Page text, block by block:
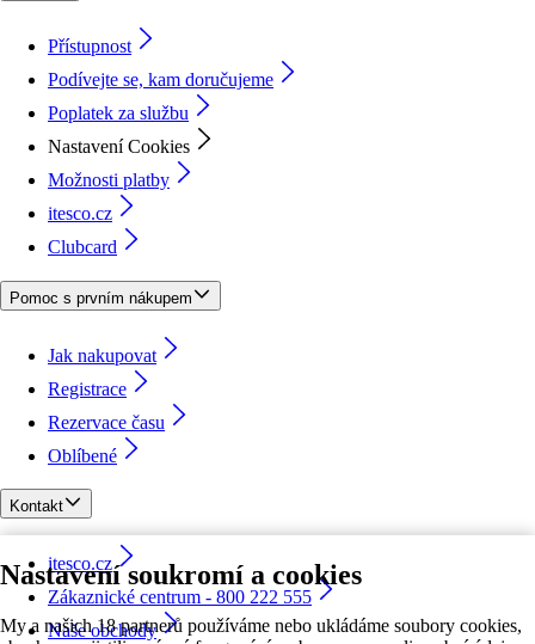
Nastavení soukromí a cookies
My a našich 18 partnerů používáme nebo ukládáme soubory cookies,
Přístupnost
Podívejte se, kam doručujeme
Poplatek za službu
Nastavení Cookies
Možnosti platby
itesco.cz
Clubcard
Pomoc s prvním nákupem
Jak nakupovat
Registrace
Rezervace času
Oblíbené
Kontakt
itesco.cz
Zákaznické centrum - 800 222 555
Naše obchody